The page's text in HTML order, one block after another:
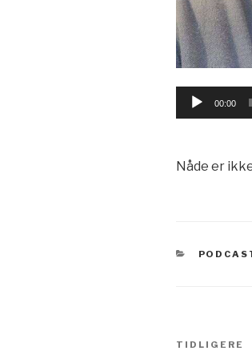
Lydavspiller
00:00
Nåde er
Forrige
TIDLIGERE